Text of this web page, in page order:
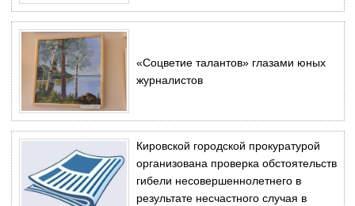
«Соцветие талантов» глазами юных
журналистов
Кировской городской прокуратурой
организована проверка обстоятельств
гибели несовершеннолетнего в
результате несчастного случая в